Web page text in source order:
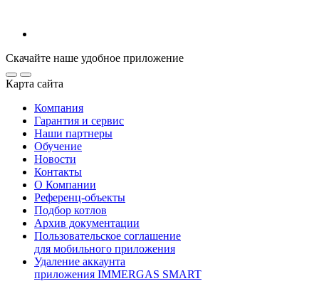
Скачайте наше удобное приложение
Карта сайта
Компания
Гарантия и сервис
Наши партнеры
Обучение
Новости
Контакты
О Компании
Референц-объекты
Подбор котлов
Архив документации
Пользовательское соглашение
для мобильного приложения
Удаление аккаунта
приложения IMMERGAS SMART